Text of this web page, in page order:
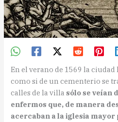
En el verano de 1569 la ciudad
como si de un cementerio se
calles de la villa sólo se veían
enfermos que, de manera
acercaban a la iglesia